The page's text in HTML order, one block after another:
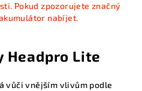
Pokud zpozorujete značný
nabíjet.
Headpro Lite
vůči vnějším vlivům podle